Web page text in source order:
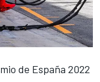
de España 2022